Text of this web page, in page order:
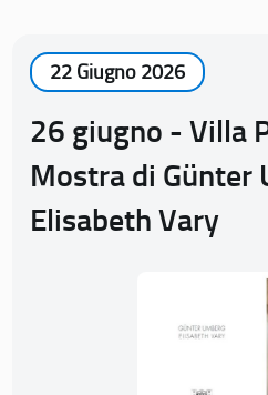
22 Giugno 2026
26 giugno - Villa
Mostra di Günter
Elisabeth Vary